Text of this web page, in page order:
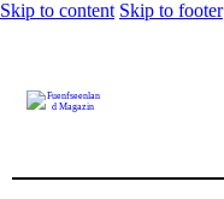
Skip to content Skip to footer